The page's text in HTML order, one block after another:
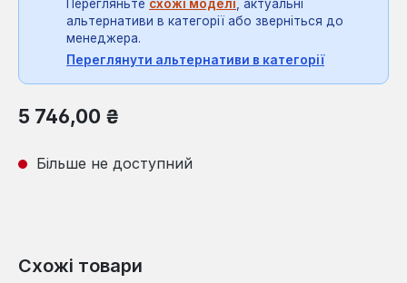
Перегляньте схожі моделі, актуальні
альтернативи в категорії або зверніться до
менеджера.
Переглянути альтернативи в категорії
Звичайна ціна:
5 746,00 ₴
Більше не доступний
Схожі товари